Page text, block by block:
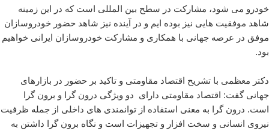
خودرو می شود، مشارکت در سطح بین المللی است که در این زمینه
شاهد موفقیت هایی نیز بوده ایم و در آینده نیز شاهد حضور خودروسازان
موفق در عرصه جهانی با همکاری و مشارکت خودروسازان ایرانی خواهیم
بود.
دکتر معظمی با تشریح اقتصاد مقاومتی و تاکید بر حضور در بازارهای
جهانی گفت: اقتصاد مقاومتی دارای دو ویژگی درون گرا و برون گرا
است. درون گرا به معنی استفاده از توانمندی های داخلی از جمله ظرفیت
نیروی انسانی و سخت افزار و تجهیزات است و نگاه برون گرا داشتن به